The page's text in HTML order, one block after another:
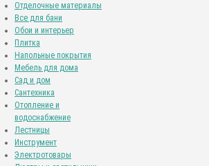
Отделочные материалы
Все для бани
Обои и интерьер
Плитка
Напольные покрытия
Мебель для дома
Сад и дом
Сантехника
Отопление и
водоснабжение
Лестницы
Инструмент
Электротовары